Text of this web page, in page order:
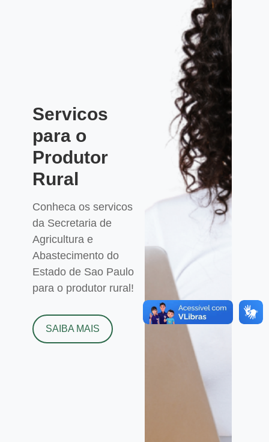
Servicos
para o
Produtor
Rural
Conheca os servicos
da Secretaria de
Agricultura e
Abastecimento do
Estado de Sao Paulo
para o produtor rural!
SAIBA MAIS